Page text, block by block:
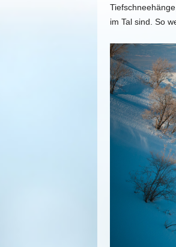
im Tal sind. So